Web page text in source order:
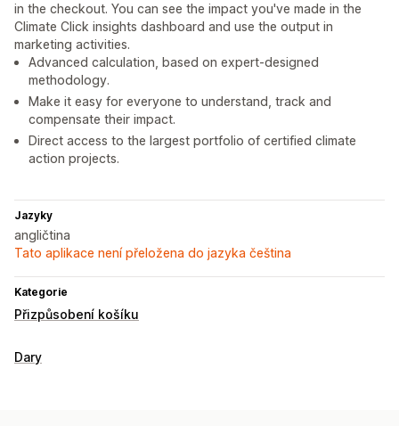
in the checkout. You can see the impact you've made in the
Climate Click insights dashboard and use the output in
marketing activities.
Advanced calculation, based on expert-designed
methodology.
Make it easy for everyone to understand, track and
compensate their impact.
Direct access to the largest portfolio of certified climate
action projects.
Jazyky
angličtina
Tato aplikace není přeložena do jazyka čeština
Kategorie
Přizpůsobení košíku
Dary